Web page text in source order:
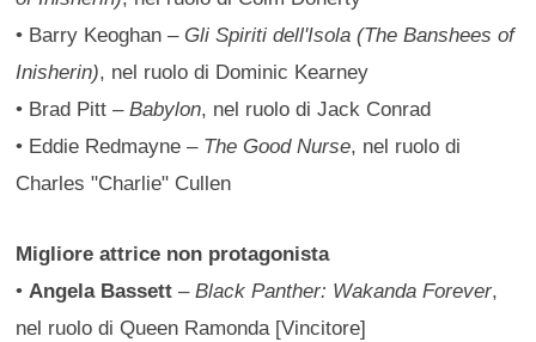
• Barry Keoghan – Gli Spiriti dell'Isola (The Banshees of
Inisherin), nel ruolo di Dominic Kearney
• Brad Pitt –Babylon, nel ruolo di Jack Conrad
• Eddie Redmayne – The Good Nurse, nel ruolo di
Charles "Charlie" Cullen
Migliore attrice non protagonista
•Angela Bassett –Black Panther: Wakanda Forever,
nel ruolo di Queen Ramonda [Vincitore]